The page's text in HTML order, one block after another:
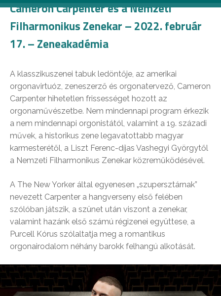
Cameron Carpenter és a Nemzeti
Filharmonikus Zenekar – 2022. február
17. – Zeneakadémia
A klasszikuszenei tabuk ledöntője, az amerikai
orgonavirtuóz, zeneszerző és orgonatervező, Cameron
Carpenter hihetetlen frissességet hozott az
orgonaművészetbe. Nem mindennapi program érkezik
a nem mindennapi orgonistától, valamint a 19. századi
művek, a historikus zene legavatottabb magyar
karmesterétől, a Liszt Ferenc-díjas Vashegyi Györgytől
a Nemzeti Filharmonikus Zenekar közreműködésével.
A The New Yorker által egyenesen „szupersztárnak”
nevezett Carpenter a hangverseny első felében
szólóban játszik, a szünet után viszont a zenekar,
valamint hazánk első számú régizenei együttese, a
Purcell Kórus szólaltatja meg a romantikus
orgonairodalom néhány barokk felhangú alkotását.